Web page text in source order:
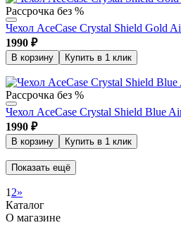
Рассрочка без %
Чехол AceCase Crystal Shield Gold
1990 ₽
В корзину Купить в 1 клик
Рассрочка без %
Чехол AceCase Crystal Shield Blue
1990 ₽
В корзину Купить в 1 клик
Показать ещё
1 2»
Каталог
О магазине